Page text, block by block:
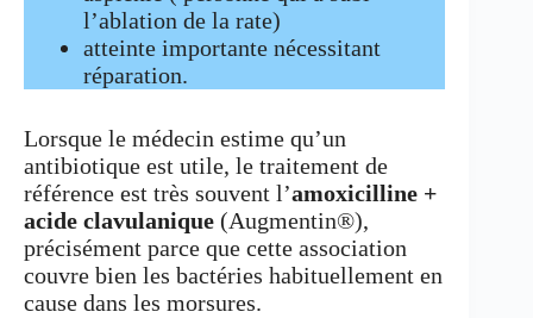
l’ablation de la rate)
atteinte importante nécessitant
réparation.
Lorsque le médecin estime qu’un
antibiotique est utile, le traitement de
référence est très souvent l’amoxicilline +
acide clavulanique (Augmentin®),
précisément parce que cette association
couvre bien les bactéries habituellement en
cause dans les morsures.